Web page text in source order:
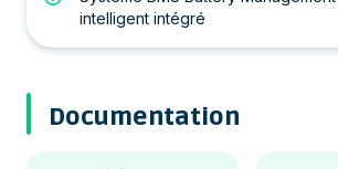
intelligent intégré
Documentation